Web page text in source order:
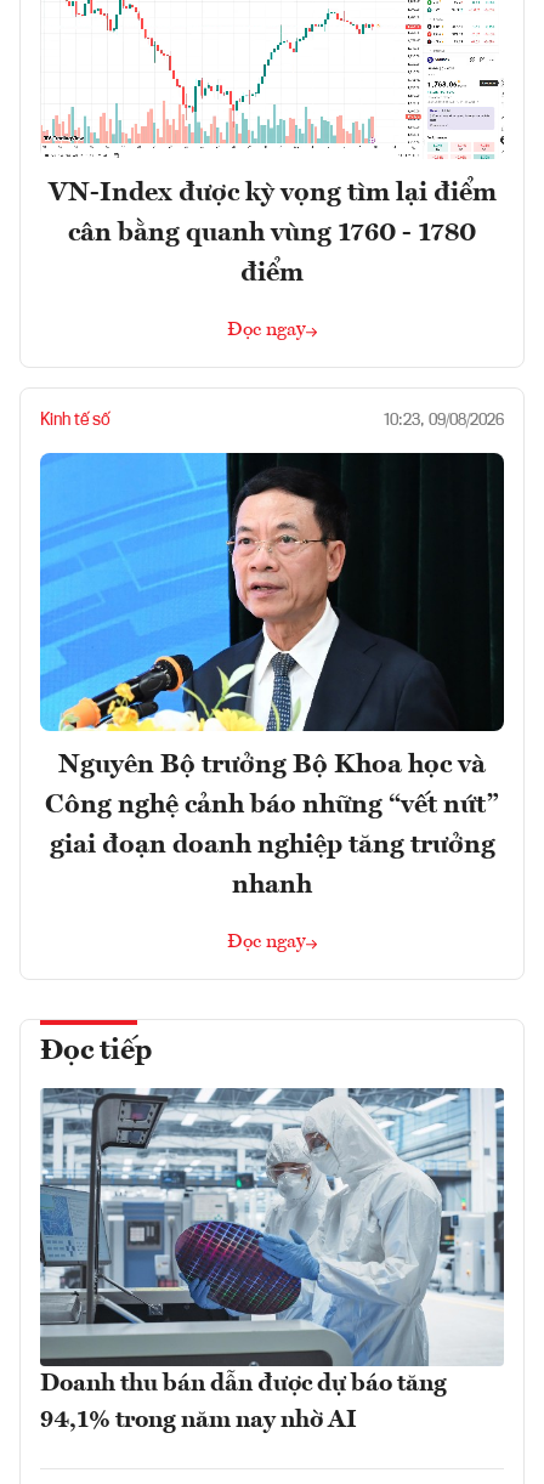
VN-Index được kỳ vọng tìm lại điểm
cân bằng quanh vùng 1760 - 1780
điểm
Đọc ngay
Kinh tế số 10:23, 09/08/2026
Nguyên Bộ trưởng Bộ Khoa học và
Công nghệ cảnh báo những “vết nứt”
giai đoạn doanh nghiệp tăng trưởng
nhanh
Đọc ngay
Đọc tiếp
Doanh thu bán dẫn được dự báo tăng
94,1% trong năm nay nhờ AI